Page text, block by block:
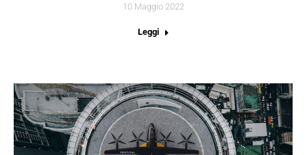
10 Maggio 2022
Leggi